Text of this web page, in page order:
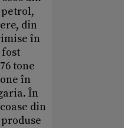
petrol,
din
în
fost
tone
în
În
din